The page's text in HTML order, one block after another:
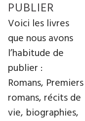
PUBLIER
Voici les livres
que nous avons
l’habitude de
publier :
Romans, Premiers
romans, récits de
vie, biographies,